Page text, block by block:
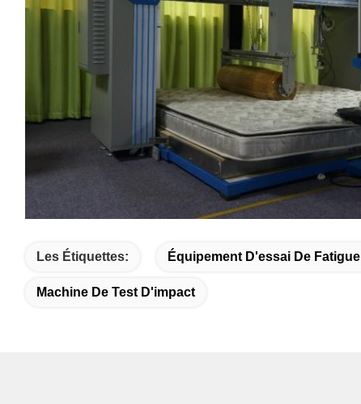
Les Étiquettes: Équipement D'essai De Fatigue
Machine De Test D'impact